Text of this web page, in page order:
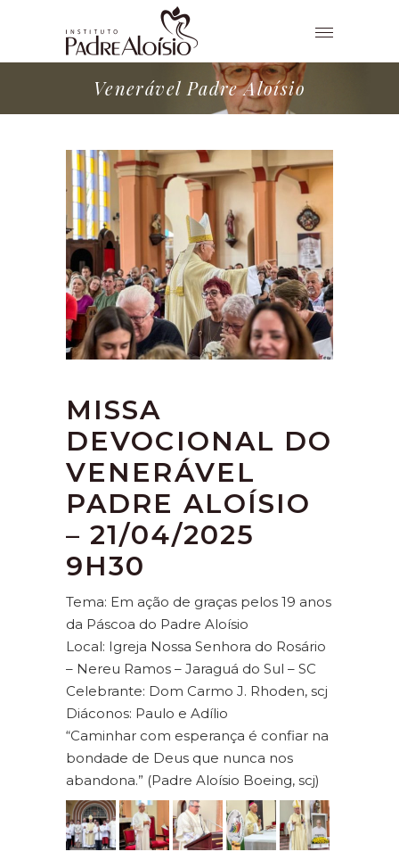
Venerável Padre Aloísio
MISSA
DEVOCIONAL DO
VENERÁVEL
PADRE ALOÍSIO
– 21/04/2025
9H30
Tema: Em ação de graças pelos 19 anos
da Páscoa do Padre Aloísio
Local: Igreja Nossa Senhora do Rosário
– Nereu Ramos – Jaraguá do Sul – SC
Celebrante: Dom Carmo J. Rhoden, scj
Diáconos: Paulo e Adílio
“Caminhar com esperança é confiar na
bondade de Deus que nunca nos
abandona.” (Padre Aloísio Boeing, scj)